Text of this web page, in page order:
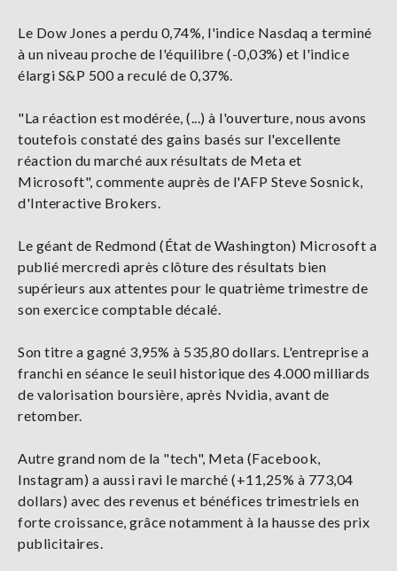
Le Dow Jones a perdu 0,74%, l'indice Nasdaq a terminé
à un niveau proche de l'équilibre (-0,03%) et l'indice
élargi S&P 500 a reculé de 0,37%.
"La réaction est modérée, (...) à l'ouverture, nous avons
toutefois constaté des gains basés sur l'excellente
réaction du marché aux résultats de Meta et
Microsoft", commente auprès de l'AFP Steve Sosnick,
d'Interactive Brokers.
Le géant de Redmond (État de Washington) Microsoft a
publié mercredi après clôture des résultats bien
supérieurs aux attentes pour le quatrième trimestre de
son exercice comptable décalé.
Son titre a gagné 3,95% à 535,80 dollars. L'entreprise a
franchi en séance le seuil historique des 4.000 milliards
de valorisation boursière, après Nvidia, avant de
retomber.
Autre grand nom de la "tech", Meta (Facebook,
Instagram) a aussi ravi le marché (+11,25% à 773,04
dollars) avec des revenus et bénéfices trimestriels en
forte croissance, grâce notamment à la hausse des prix
publicitaires.